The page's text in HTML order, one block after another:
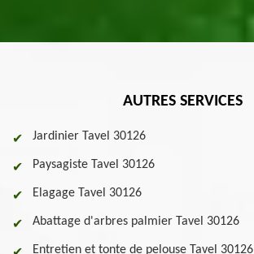
AUTRES SERVICES
Jardinier Tavel 30126
Paysagiste Tavel 30126
Elagage Tavel 30126
Abattage d'arbres palmier Tavel 30126
Entretien et tonte de pelouse Tavel 30126